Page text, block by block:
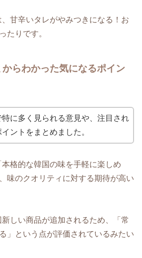
甘辛いタレがやみつきになる！お
たりです。
らわかった気になるポイン
特に多く見られる意見や、注目され
ントをまとめました。
格的な韓国の味を手軽に楽しめ
味のクオリティに対する期待が高い
しい商品が追加されるため、「常
」という点が評価されているみたい